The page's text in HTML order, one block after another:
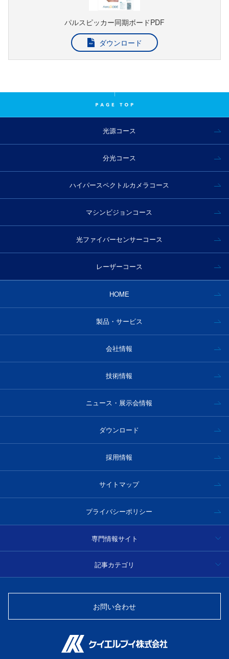
パルスピッカー同期ボードPDF
ダウンロード
光源コース
分光コース
ハイパースペクトルカメラコース
マシンビジョンコース
光ファイバーセンサーコース
レーザーコース
HOME
製品・サービス
会社情報
技術情報
ニュース・展示会情報
ダウンロード
採用情報
サイトマップ
プライバシーポリシー
専門情報サイト
ハイパースペクトルカメラ事例集・技術情報
光学フィルター製品情報・技術情報
記事カテゴリ
光源
光ファイバーセンサー
お問い合わせ